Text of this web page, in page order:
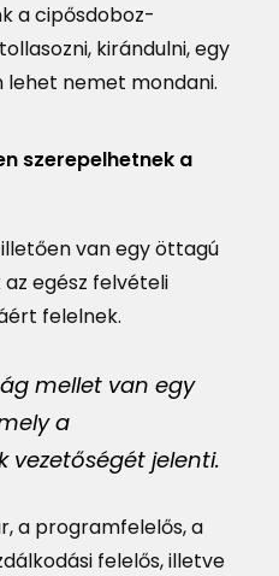
a cipősdoboz-
kirándulni, egy
lehet nemet mondani.
szerepelhetnek a
van egy öttagú
az egész felvételi
felelnek.
mellet van egy
a
vezetőségét jelenti.
a programfelelős, a
felelős, illetve